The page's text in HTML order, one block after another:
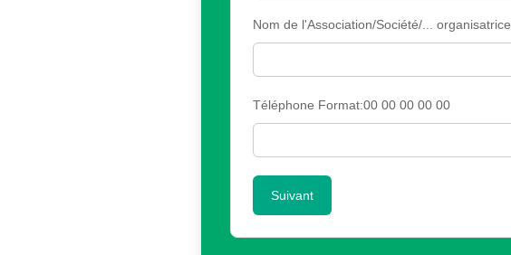
Nom de l'Association/Société/... organisatrice
Téléphone Format:00 00 00 00 00
Suivant